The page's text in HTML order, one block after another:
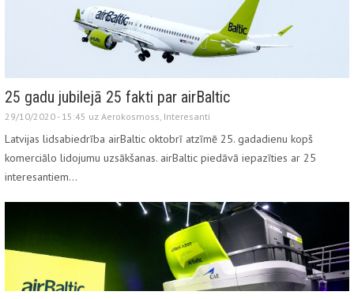
25 gadu jubilejā 25 fakti par airBaltic
29/10/2020 - 15:45 uz Aerokosmoss, Interesanti
Latvijas lidsabiedrība airBaltic oktobrī atzīmē 25. gadadienu kopš
komerciālo lidojumu uzsākšanas. airBaltic piedāvā iepazīties ar 25
interesantiem…